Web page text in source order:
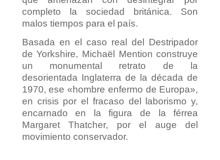
completo la sociedad británica. Son
malos tiempos para el país.
Basada en el caso real del Destripador
de Yorkshire, Michaël Mention construye
un monumental retrato de la
desorientada Inglaterra de la década de
1970, ese «hombre enfermo de Europa»,
en crisis por el fracaso del laborismo y,
encarnado en la figura de la férrea
Margaret Thatcher, por el auge del
movimiento conservador.